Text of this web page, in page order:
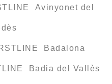
Avinyonet del
Badalona
Badia del Vallès